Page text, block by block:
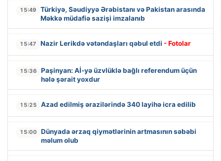
15:49
Türkiyə, Səudiyyə Ərəbistanı və Pakistan arasında
Məkkə müdafiə sazişi imzalanıb
15:47 Nazir Lerikdə vətəndaşları qəbul etdi - Fotolar
15:36
Paşinyan: Aİ-yə üzvlüklə bağlı referendum üçün
hələ şərait yoxdur
15:25 Azad edilmiş ərazilərində 340 layihə icra edilib
15:00
Dünyada ərzaq qiymətlərinin artmasının səbəbi
məlum olub